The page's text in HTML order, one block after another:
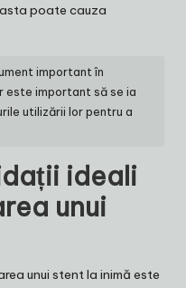
poate cauza
important în
este important să se ia
utilizării lor pentru a
ideali
unui
unui stent la inimă este